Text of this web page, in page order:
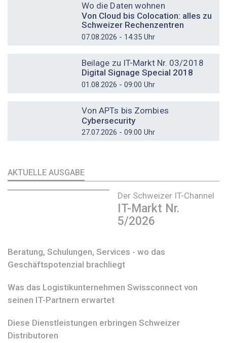
Wo die Daten wohnen
Von Cloud bis Colocation: alles zu
Schweizer Rechenzentren
07.08.2026 - 14:35 Uhr
Beilage zu IT-Markt Nr. 03/2018
Digital Signage Special 2018
01.08.2026 - 09:00 Uhr
Von APTs bis Zombies
Cybersecurity
27.07.2026 - 09:00 Uhr
AKTUELLE AUSGABE
Der Schweizer IT-Channel
IT-Markt Nr.
5/2026
Beratung, Schulungen, Services - wo das
Geschäftspotenzial brachliegt
Was das Logistikunternehmen Swissconnect von
seinen IT-Partnern erwartet
Diese Dienstleistungen erbringen Schweizer
Distributoren